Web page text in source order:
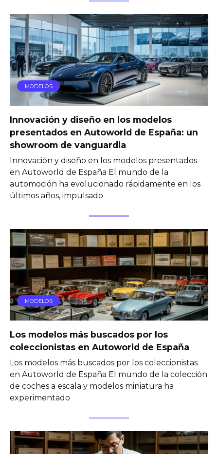
MODELOS
Innovación y diseño en los modelos
presentados en Autoworld de España: un
showroom de vanguardia
Innovación y diseño en los modelos presentados
en Autoworld de España El mundo de la
automoción ha evolucionado rápidamente en los
últimos años, impulsado
MODELOS
Los modelos más buscados por los
coleccionistas en Autoworld de España
Los modelos más buscados por los coleccionistas
en Autoworld de España El mundo de la colección
de coches a escala y modelos miniatura ha
experimentado